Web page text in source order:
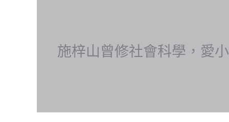
施梓山曾修社會科學，愛